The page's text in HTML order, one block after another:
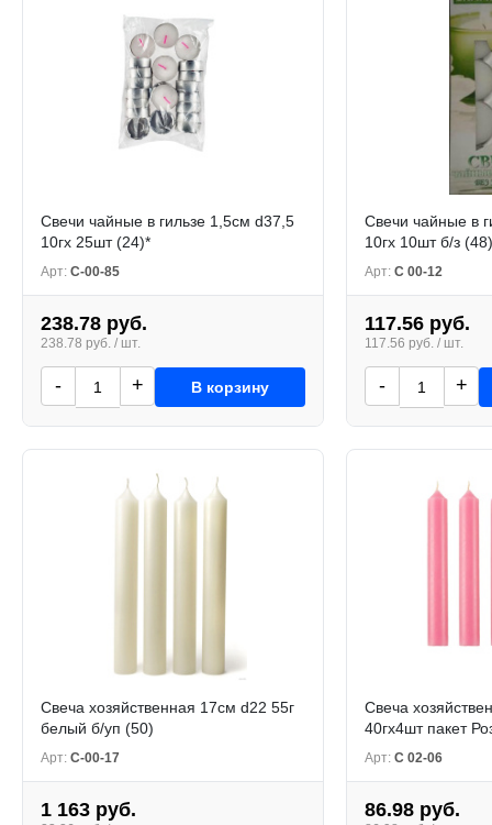
Свечи чайные в гильзе 1,5см d37,5
10гх 25шт (24)*
Арт: С-00-85
238.78 руб.
238.78 руб. / шт.
- + В корзину
Свечи чайные в
10гх 10шт б/з (48)
Арт: С 00-12
117.56 руб.
117.56 руб. / шт.
- +
Свеча хозяйственная 17см d22 55г
белый б/уп (50)
Арт: С-00-17
1 163 руб.
Свеча
40гх4шт пакет
Арт: С 02-06
86.98 руб.